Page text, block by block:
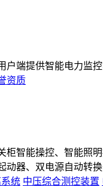
端提供智能电力监
资质
柜智能操控、智能照
动器、双电源自动转
统 中压综合测控装置